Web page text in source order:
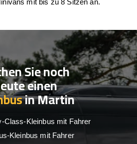
mit bis zu 8 Sitzen an.
Sie noch
einen
in Martin
Class-Kleinbus mit Fahrer
Kleinbus mit Fahrer